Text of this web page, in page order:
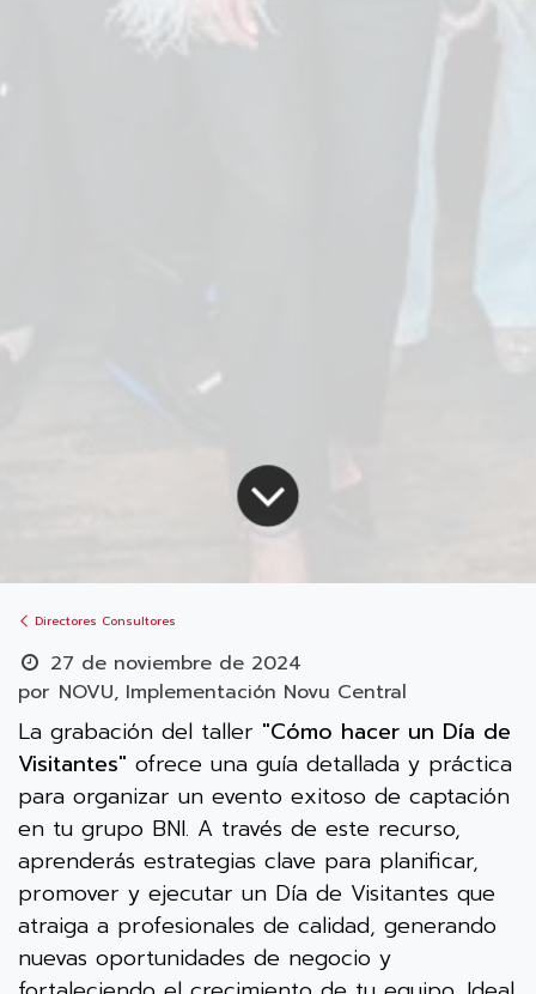
Directores Consultores
27 de noviembre de 2024
por NOVU, Implementación Novu Central
La grabación del taller "Cómo hacer un Día de
Visitantes" ofrece una guía detallada y práctica
para organizar un evento exitoso de captación
en tu grupo BNI. A través de este recurso,
aprenderás estrategias clave para planificar,
promover y ejecutar un Día de Visitantes que
atraiga a profesionales de calidad, generando
nuevas oportunidades de negocio y